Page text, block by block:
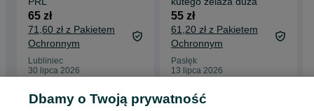
65 zł
71,60 zł z Pakietem
Ochronnym
Lubliniec
30 lipca 2026
55 zł
61,20 zł z Pakietem
Ochronnym
Pasłęk
13 lipca 2026
Dbamy o Twoją prywatność